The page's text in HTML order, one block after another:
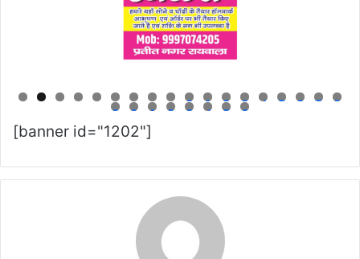
0 1 2 3 4 5 6 7 8
9 0 1 2 3 4 5 6
[banner id="1202"]